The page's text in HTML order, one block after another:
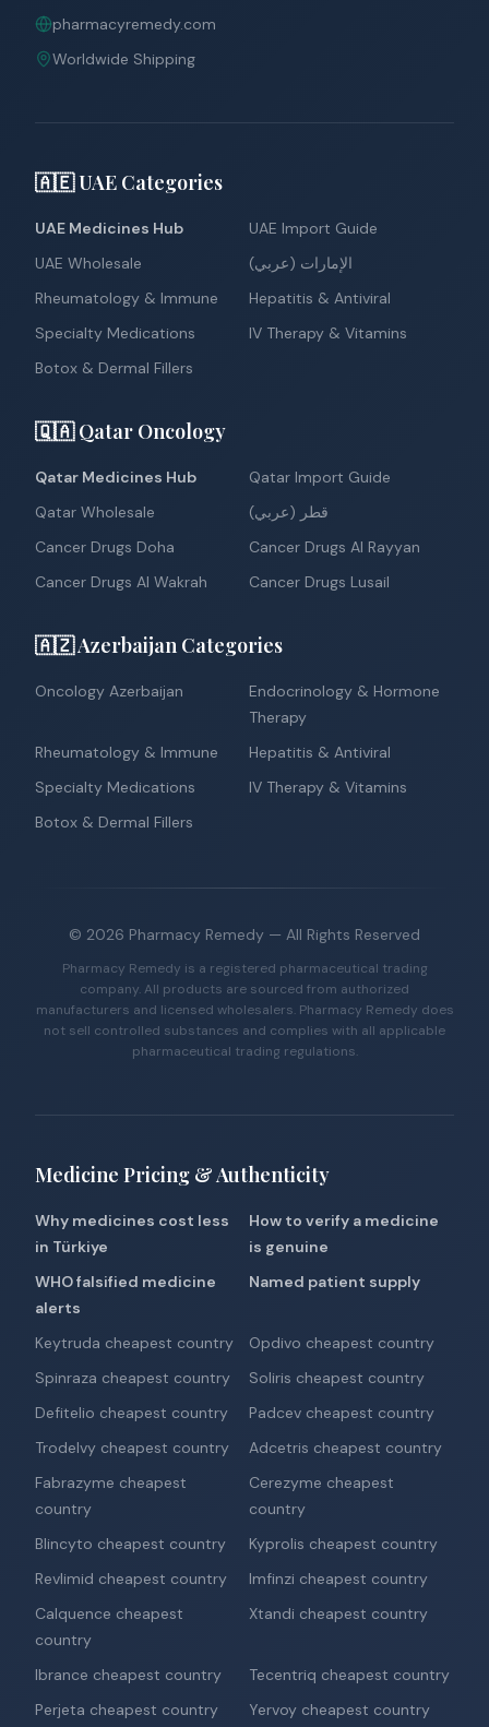
pharmacyremedy.com
Worldwide Shipping
🇦🇪 UAE Categories
UAE Medicines Hub
UAE Import Guide
UAE Wholesale
الإمارات (عربي)
Rheumatology & Immune
Hepatitis & Antiviral
Specialty Medications
IV Therapy & Vitamins
Botox & Dermal Fillers
🇶🇦 Qatar Oncology
Qatar Medicines Hub
Qatar Import Guide
Qatar Wholesale
قطر (عربي)
Cancer Drugs Doha
Cancer Drugs Al Rayyan
Cancer Drugs Al Wakrah
Cancer Drugs Lusail
🇦🇿 Azerbaijan Categories
Oncology Azerbaijan
Endocrinology & Hormone
Therapy
Rheumatology & Immune
Hepatitis & Antiviral
Specialty Medications
IV Therapy & Vitamins
Botox & Dermal Fillers
© 2026 Pharmacy Remedy — All Rights Reserved
Pharmacy Remedy is a registered pharmaceutical trading
company. All products are sourced from authorized
manufacturers and licensed wholesalers. Pharmacy Remedy does
not sell controlled substances and complies with all applicable
pharmaceutical trading regulations.
Medicine Pricing & Authenticity
Why medicines cost less
in Türkiye
How to verify a medicine
is genuine
WHO falsified medicine
alerts
Named patient supply
Keytruda cheapest country
Opdivo cheapest country
Spinraza cheapest country
Soliris cheapest country
Defitelio cheapest country
Padcev cheapest country
Trodelvy cheapest country
Adcetris cheapest country
Fabrazyme cheapest
country
Cerezyme cheapest
country
Blincyto cheapest country
Kyprolis cheapest country
Revlimid cheapest country
Imfinzi cheapest country
Calquence cheapest
country
Xtandi cheapest country
Ibrance cheapest country
Tecentriq cheapest country
Perjeta cheapest country
Yervoy cheapest country